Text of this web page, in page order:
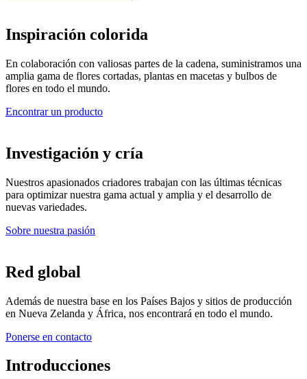
Inspiración colorida
En colaboración con valiosas partes de la cadena, suministramos una
amplia gama de flores cortadas, plantas en macetas y bulbos de
flores en todo el mundo.
Encontrar un producto
Investigación y cría
Nuestros apasionados criadores trabajan con las últimas técnicas
para optimizar nuestra gama actual y amplia y el desarrollo de
nuevas variedades.
Sobre nuestra pasión
Red global
Además de nuestra base en los Países Bajos y sitios de producción
en Nueva Zelanda y África, nos encontrará en todo el mundo.
Ponerse en contacto
Introducciones